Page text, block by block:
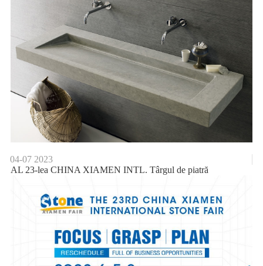
04-07 2023
AL 23-lea CHINA XIAMEN INTL. Târgul de piatră